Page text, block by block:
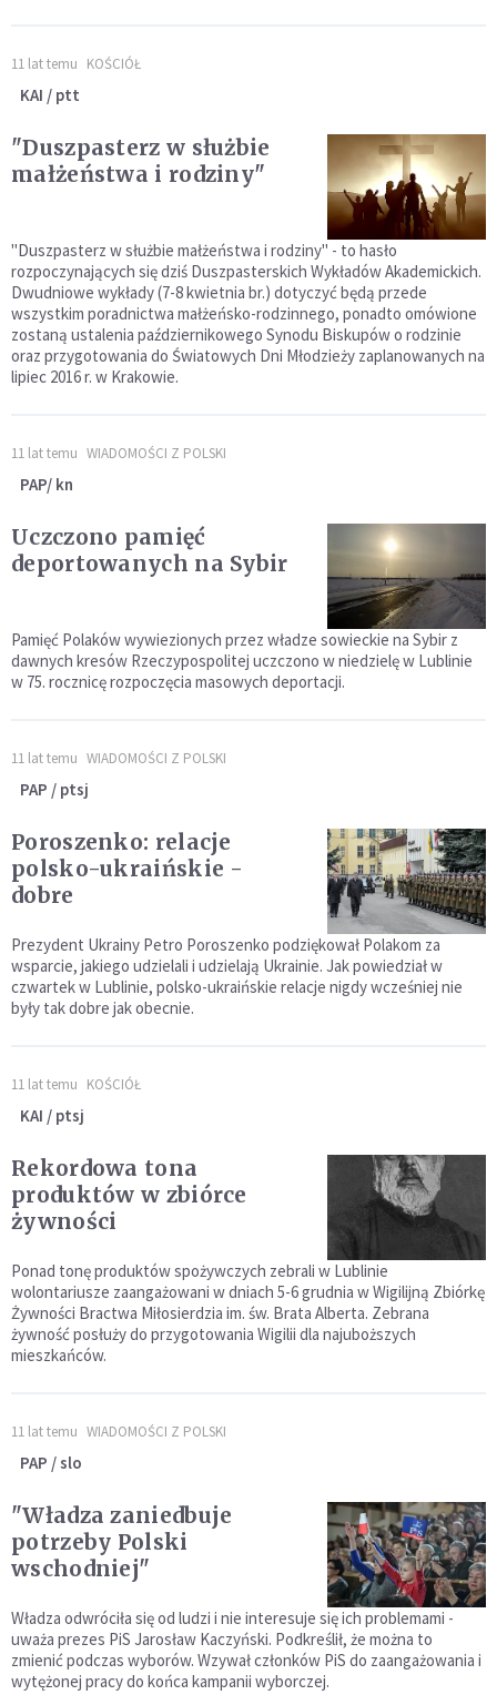
11 lat temu KOŚCIÓŁ
KAI / ptt
"Duszpasterz w służbie
małżeństwa i rodziny"
"Duszpasterz w służbie małżeństwa i rodziny" - to hasło
rozpoczynających się dziś Duszpasterskich Wykładów Akademickich.
Dwudniowe wykłady (7-8 kwietnia br.) dotyczyć będą przede
wszystkim poradnictwa małżeńsko-rodzinnego, ponadto omówione
zostaną ustalenia październikowego Synodu Biskupów o rodzinie
oraz przygotowania do Światowych Dni Młodzieży zaplanowanych na
lipiec 2016 r. w Krakowie.
11 lat temu WIADOMOŚCI Z POLSKI
PAP/ kn
Uczczono pamięć
deportowanych na Sybir
Pamięć Polaków wywiezionych przez władze sowieckie na Sybir z
dawnych kresów Rzeczypospolitej uczczono w niedzielę w Lublinie
w 75. rocznicę rozpoczęcia masowych deportacji.
11 lat temu WIADOMOŚCI Z POLSKI
PAP / ptsj
Poroszenko: relacje
polsko-ukraińskie -
dobre
Prezydent Ukrainy Petro Poroszenko podziękował Polakom za
wsparcie, jakiego udzielali i udzielają Ukrainie. Jak powiedział w
czwartek w Lublinie, polsko-ukraińskie relacje nigdy wcześniej nie
były tak dobre jak obecnie.
11 lat temu KOŚCIÓŁ
KAI / ptsj
Rekordowa tona
produktów w zbiórce
żywności
Ponad tonę produktów spożywczych zebrali w Lublinie
wolontariusze zaangażowani w dniach 5-6 grudnia w Wigilijną Zbiórkę
Żywności Bractwa Miłosierdzia im. św. Brata Alberta. Zebrana
żywność posłuży do przygotowania Wigilii dla najuboższych
mieszkańców.
11 lat temu WIADOMOŚCI Z POLSKI
PAP / slo
"Władza zaniedbuje
potrzeby Polski
wschodniej"
Władza odwróciła się od ludzi i nie interesuje się ich problemami -
uważa prezes PiS Jarosław Kaczyński. Podkreślił, że można to
zmienić podczas wyborów. Wzywał członków PiS do zaangażowania i
wytężonej pracy do końca kampanii wyborczej.